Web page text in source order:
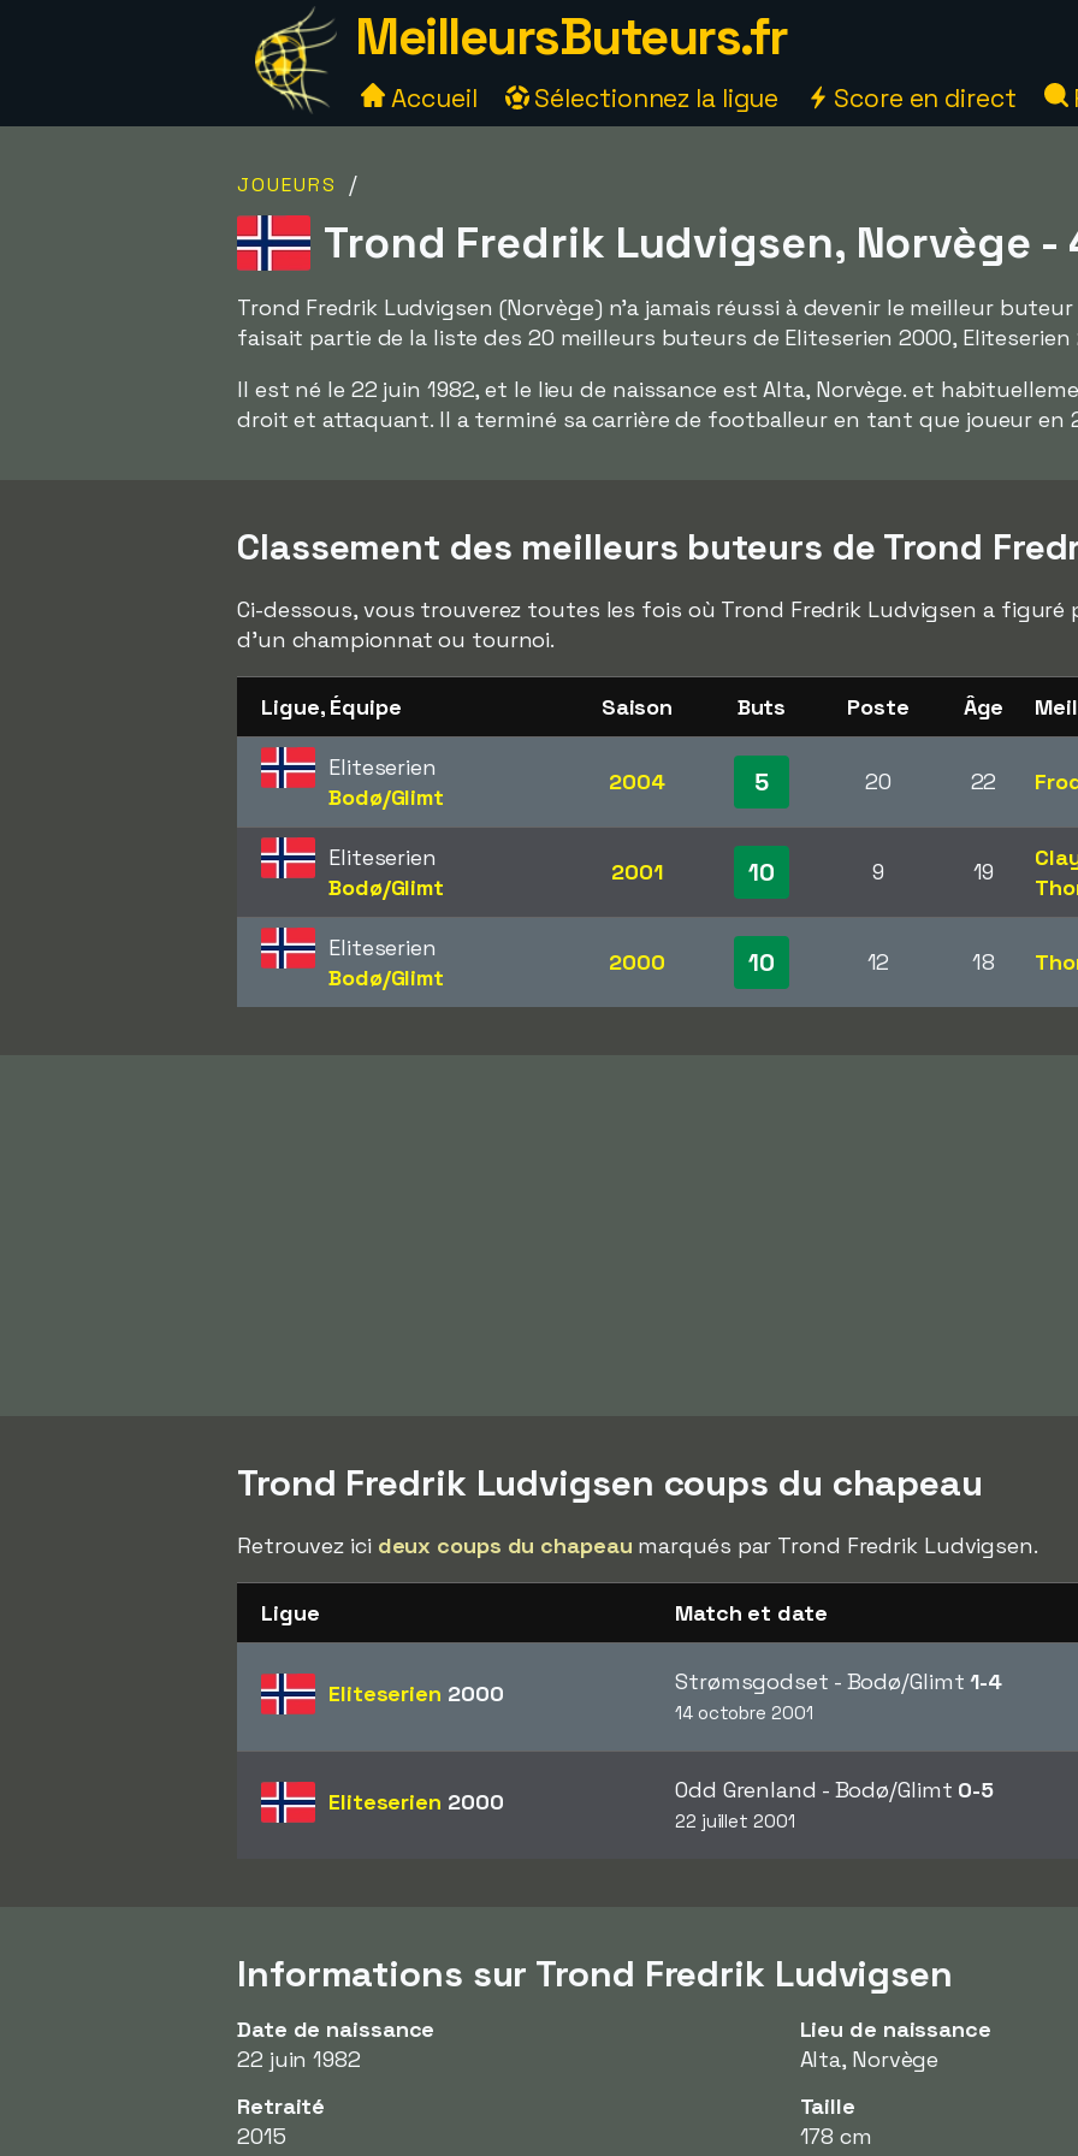
MeilleursButeurs.fr
Accueil Sélectionnez la ligue Score en direct
JOUEURS /
Trond Fredrik Ludvigsen, Norvège -
Trond Fredrik Ludvigsen (Norvège) n'a jamais réussi à devenir le meilleur
faisait partie de la liste des 20 meilleurs buteurs de Eliteserien 2000, Eliteserien
Il est né le 22 juin 1982, et le lieu de naissance est Alta, Norvège. et
droit et attaquant. Il a terminé sa carrière de footballeur en tant que joueur en
Classement des meilleurs buteurs de Trond
Ci-dessous, vous trouverez toutes les fois où Trond Fredrik Ludvigsen a figuré
d'un championnat ou tournoi.
Ligue, Équipe Saison Buts Poste Âge
Eliteserien
Bodø/Glimt
2004 5 20 22
Eliteserien
Bodø/Glimt
2001 10 9 19
Eliteserien
Bodø/Glimt
2000 10 12 18
Trond Fredrik Ludvigsen coups du chapeau
Retrouvez ici deux coups du chapeau marqués par Trond Fredrik Ludvigsen.
Ligue Match et date
Eliteserien 2000 Strømsgodset - Bodø/Glimt1-4
14 octobre 2001
Eliteserien 2000 Odd Grenland - Bodø/Glimt 0-5
22 juillet 2001
Informations sur Trond Fredrik Ludvigsen
Date de naissance
22 juin 1982
Lieu de naissance
Alta, Norvège
Retraité
2015
Taille
178 cm